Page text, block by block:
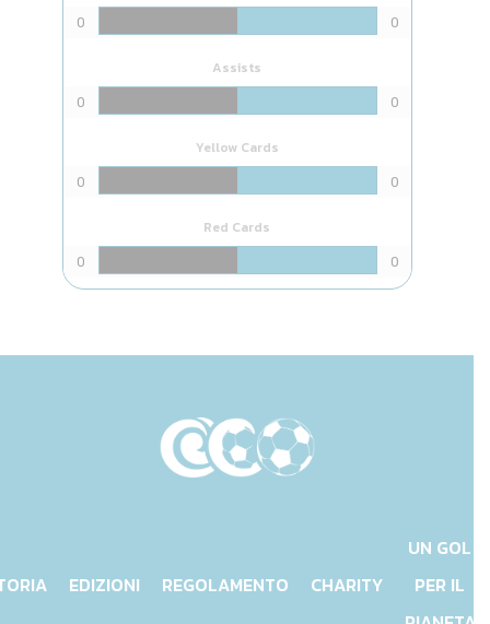
0 0
Assists
0 0
Yellow Cards
0 0
Red Cards
0 0
EDIZIONI REGOLAMENTO CHARITY
UN GOL
PER IL